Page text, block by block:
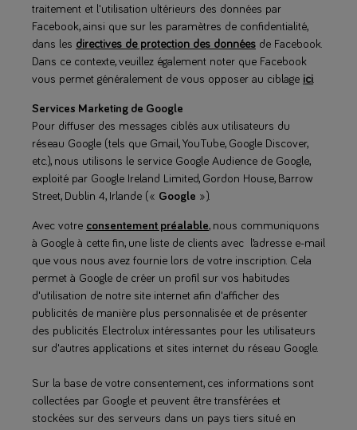
traitement et l'utilisation ultérieurs des données par
Facebook, ainsi que sur les paramètres de confidentialité,
dans les directives de protection des données de Facebook.
Dans ce contexte, veuillez également noter que Facebook
vous permet généralement de vous opposer au ciblage ici.
Services Marketing de Google
Pour diffuser des messages ciblés aux utilisateurs du
réseau Google (tels que Gmail, YouTube, Google Discover,
etc.), nous utilisons le service Google Audience de Google,
exploité par Google Ireland Limited, Gordon House, Barrow
Street, Dublin 4, Irlande (« Google »).
Avec votre consentement préalable, nous communiquons
à Google à cette fin, une liste de clients avec l’adresse e-mail
que vous nous avez fournie lors de votre inscription. Cela
permet à Google de créer un profil sur vos habitudes
d'utilisation de notre site internet afin d'afficher des
publicités de manière plus personnalisée et de présenter
des publicités Electrolux intéressantes pour les utilisateurs
sur d'autres applications et sites internet du réseau Google.
Sur la base de votre consentement, ces informations sont
collectées par Google et peuvent être transférées et
stockées sur des serveurs dans un pays tiers situé en